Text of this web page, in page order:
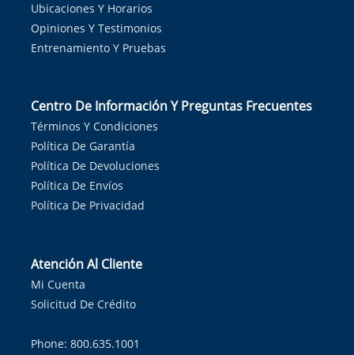
Ubicaciones Y Horarios
Opiniones Y Testimonios
Entrenamiento Y Pruebas
Centro De Información Y Preguntas Frecuentes
Términos Y Condiciones
Política De Garantía
Política De Devoluciones
Política De Envíos
Política De Privacidad
Atención Al Cliente
Mi Cuenta
Solicitud De Crédito
Phone: 800.635.1001